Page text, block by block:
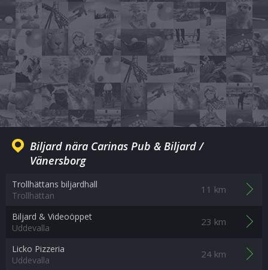
Biljard nära Carinas Pub & Biljard /
Vänersborg
Trollhättans biljardhall
Trollhättan
11 km
Biljard & Videoöppet
Uddevalla
23 km
Licko Pizzeria
Uddevalla
24 km